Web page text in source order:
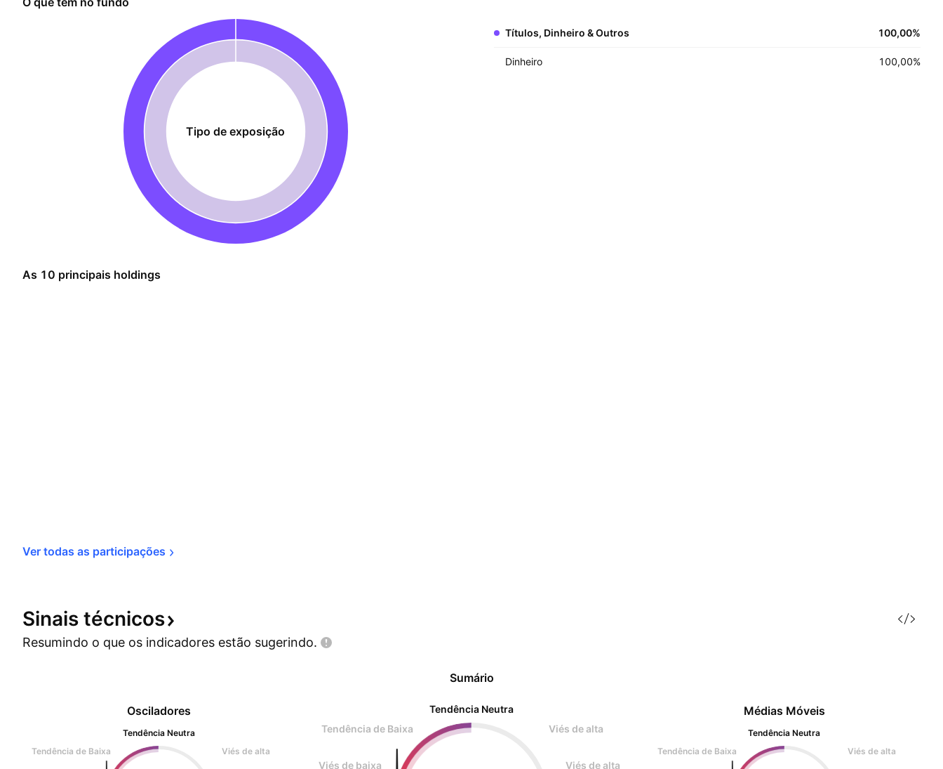
Tipo de exposição
Títulos, Dinheiro & Outros 100,00%
Dinheiro 100,00%
As 10 principais holdings
Ver todas as participações
Sinais técnicos
Resumindo o que os indicadores estão sugerindo.
Osciladores
Tendência Neutra
Tendência de Baixa
Viés de alta
Sumário
Tendência Neutra
Tendência de Baixa
Viés de alta
Viés de baixa
Viés de alta
Médias Móveis
Tendência Neutra
Tendência de Baixa
Viés de alta